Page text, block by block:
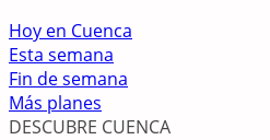
Hoy en Cuenca
Esta semana
Fin de semana
Más planes
DESCUBRE CUENCA